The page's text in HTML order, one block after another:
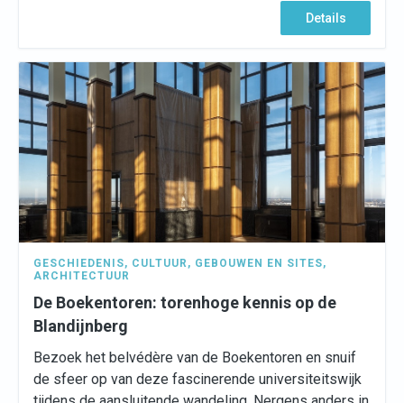
Details
GESCHIEDENIS, CULTUUR , GEBOUWEN EN SITES,
ARCHITECTUUR
De Boekentoren: torenhoge kennis op de
Blandijnberg
Bezoek het belvédère van de Boekentoren en snuif
de sfeer op van deze fascinerende universiteitswijk